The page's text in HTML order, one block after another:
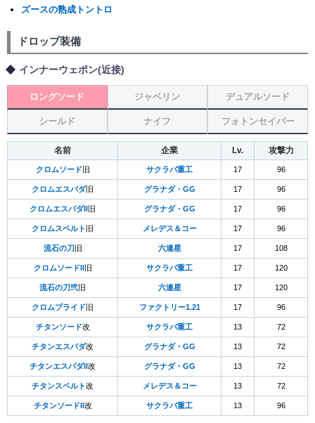
ズースの熟成トントロ
ドロップ装備
インナーウェポン(近接)
ロングソード ジャベリン デュアルソード
シールド ナイフ フォトンセイバー
名前 企業 Lv. 攻撃力
クロムソード 旧 サクラバ重工 17 96
クロムエスパダ旧 グラナダ・GG 17 96
クロムエスパダII 旧 グラナダ・GG 17 96
クロムスベルト 旧 メレデス＆コー 17 96
流石の刀 旧 六連星 17 108
クロムソードII 旧 サクラバ重工 17 120
流石の刀弐 旧 六連星 17 120
クロムプライド 旧 ファクトリー1.21 17 96
チタンソード改 サクラバ重工 13 72
チタンエスパダ改 グラナダ・GG 13 72
チタンエスパダII 改 グラナダ・GG 13 72
チタンスベルト改 メレデス＆コー 13 72
チタンソードII 改 サクラバ重工 13 96